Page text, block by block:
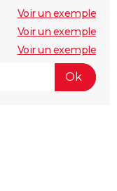
Voir un exemple
Voir un exemple
Voir un exemple